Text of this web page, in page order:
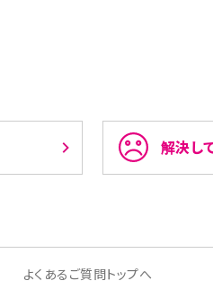
解決し
よくあるご質問トップへ